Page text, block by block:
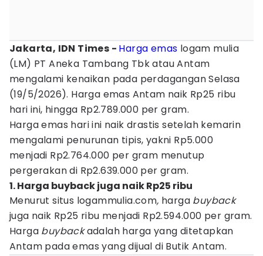
Jakarta, IDN Times - Harga emas logam mulia
(LM) PT Aneka Tambang Tbk atau Antam
mengalami kenaikan pada perdagangan Selasa
(19/5/2026). Harga emas Antam naik Rp25 ribu
hari ini, hingga Rp2.789.000 per gram.
Harga emas hari ini naik drastis setelah kemarin
mengalami penurunan tipis, yakni Rp5.000
menjadi Rp2.764.000 per gram menutup
pergerakan di Rp2.639.000 per gram.
1. Harga buyback juga naik Rp25 ribu
Menurut situs logammulia.com, harga buyback
juga naik Rp25 ribu menjadi Rp2.594.000 per gram.
Harga buybackadalah harga yang ditetapkan
Antam pada emas yang dijual di Butik Antam.